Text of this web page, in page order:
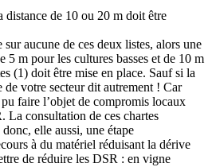
distance de 10 ou 20 m doit être
aucune de ces deux listes, alors une
5 m pour les cultures basses et de 10 m
(1) doit être mise en place. Sauf si la
de votre secteur dit autrement ! Car
faire l’objet de compromis locaux
La consultation de ces chartes
elle aussi, une étape
à du matériel réduisant la dérive
de réduire les DSR : en vigne